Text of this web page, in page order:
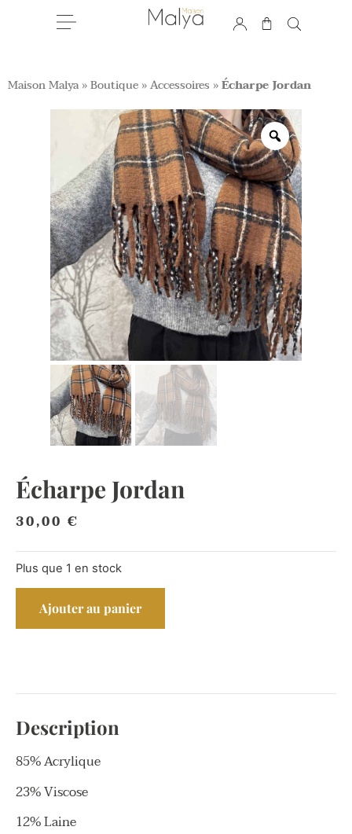
Maison Malya »Boutique »Accessoires »Écharpe Jordan
Écharpe Jordan
30,00 €
Plus que 1 en stock
Ajouter au panier
Description
85% Acrylique
23% Viscose
12% Laine